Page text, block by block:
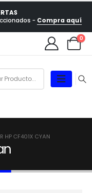
- Compra aquí
0
HP CF401X CYAN